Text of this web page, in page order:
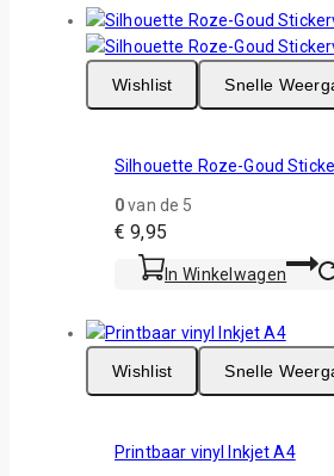
Wishlist Snelle
Silhouette Roze-Goud
0van de 5
€ 9,95
In Winkelwagen
Wishlist Snelle
Printbaar vinyl Inkjet A4